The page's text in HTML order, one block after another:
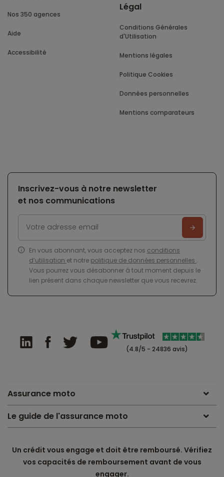
Nos 350 agences
Aide
Accessibilité
Légal
Conditions Générales
d'Utilisation
Mentions légales
Politique Cookies
Données personnelles
Mentions comparateurs
Inscrivez-vous à notre newsletter
et nos communications
En vous abonnant, vous acceptez nos conditions
d’utilisation et notre politique de données personnelles .
Vous pourrez vous désabonner à tout moment depuis le
lien présent dans chaque newsletter que vous recevrez.
(4.8/5 - 24836 avis)
Assurance moto
Le guide de l'assurance moto
Un crédit vous engage et doit être remboursé. Vérifiez
vos capacités de remboursement avant de vous
engager.